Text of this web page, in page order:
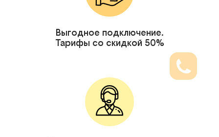
Выгодное подключение.
Тарифы со скидкой 50%